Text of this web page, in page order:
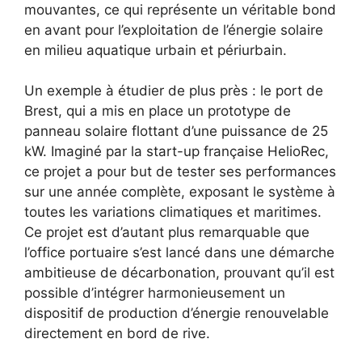
mouvantes, ce qui représente un véritable bond
en avant pour l’exploitation de l’énergie solaire
en milieu aquatique urbain et périurbain.
Un exemple à étudier de plus près : le port de
Brest, qui a mis en place un prototype de
panneau solaire flottant d’une puissance de 25
kW. Imaginé par la start-up française HelioRec,
ce projet a pour but de tester ses performances
sur une année complète, exposant le système à
toutes les variations climatiques et maritimes.
Ce projet est d’autant plus remarquable que
l’office portuaire s’est lancé dans une démarche
ambitieuse de décarbonation, prouvant qu’il est
possible d’intégrer harmonieusement un
dispositif de production d’énergie renouvelable
directement en bord de rive.